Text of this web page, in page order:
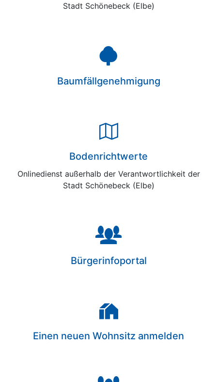
Stadt Schönebeck (Elbe)
Baumfällgenehmigung
Bodenrichtwerte
Onlinedienst außerhalb der Verantwortlichkeit der
Stadt Schönebeck (Elbe)
Bürgerinfoportal
Einen neuen Wohnsitz anmelden